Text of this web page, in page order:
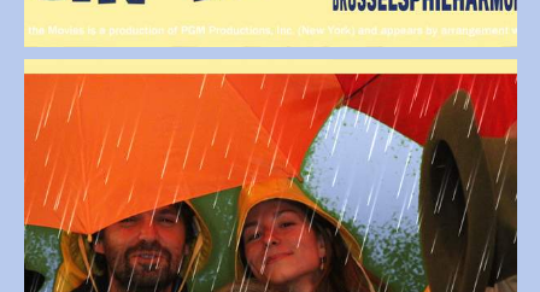
Open afbeelding in popup